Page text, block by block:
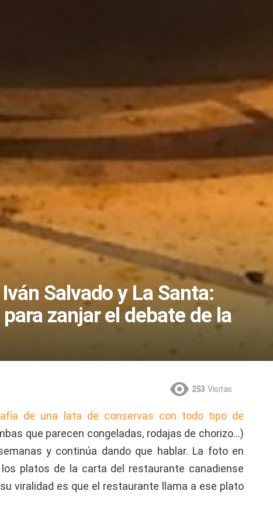
Salvado y La Santa:
zanjar el debate de la
253 Visitas
de una lata de conservas con todo tipo de
que parecen congeladas, rodajas de chorizo…)
y continúa dando que hablar. La foto en
platos de la carta del restaurante canadiense
viralidad es que el restaurante llama a ese plato